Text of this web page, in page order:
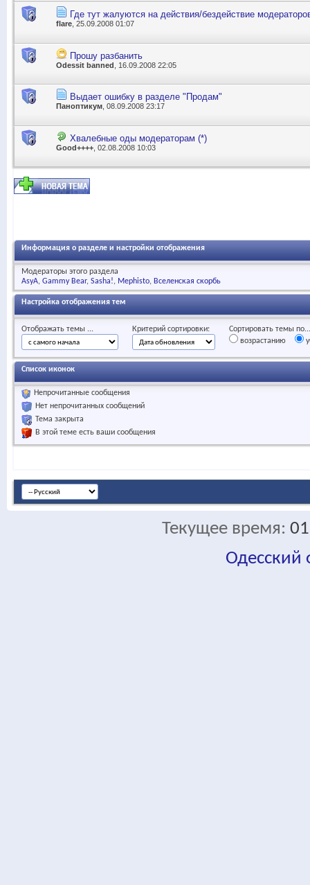
Где тут жалуются на действия/бездействие
flare , 25.09.2008 01:07
Прошу разбанить
Odessit banned , 16.09.2008 22:05
Выдает ошибку в разделе "Продам"
Паноптикум , 08.09.2008 23:17
Хвалебные оды модераторам (*)
Good++++ , 02.08.2008 10:03
Информация о разделе и настройки отображения
Модераторы этого раздела
AsyA Gammy Bear Sasha! Mephisto Вселенская скорбь
Настройка отображения тем
Отображать темы ... Критерий сортировки:
Сортировать темы по...
возрастанию
Список иконок
Непрочитанные сообщения
Нет непрочитанных сообщений
Тема закрыта
В этой теме есть ваши сообщения
Текущее время:
Одесский